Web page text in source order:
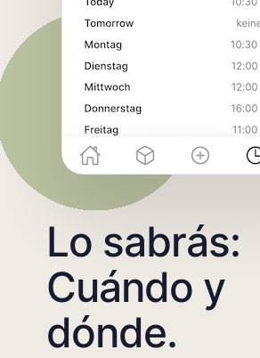
Lo sabrás:
Cuándo y
dónde.